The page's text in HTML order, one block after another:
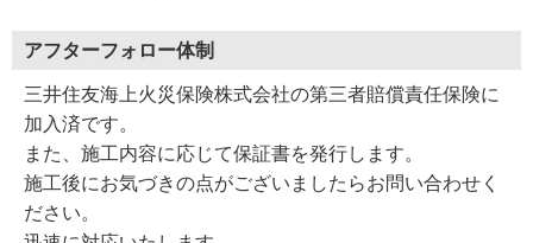
アフターフォロー体制
三井住友海上火災保険株式会社の第三者賠償責任保険に
加入済です。
また、施工内容に応じて保証書を発行します。
施工後にお気づきの点がございましたらお問い合わせく
ださい。